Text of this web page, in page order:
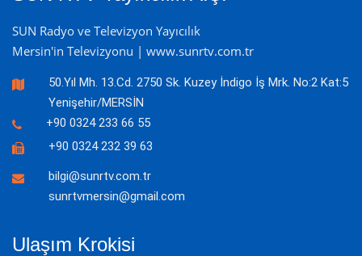
SUN Radyo ve Televizyon Yayıcılık
Mersin'in Televizyonu | www.sunrtv.com.tr
50.Yıl Mh. 13.Cd. 2750 Sk. Kuzey İndigo İş Mrk. No:2 Kat:5
Yenişehir/MERSİN
+90 0324 233 66 55
+90 0324 232 39 63
bilgi@sunrtv.com.tr
sunrtvmersin@gmail.com
Ulaşım Krokisi